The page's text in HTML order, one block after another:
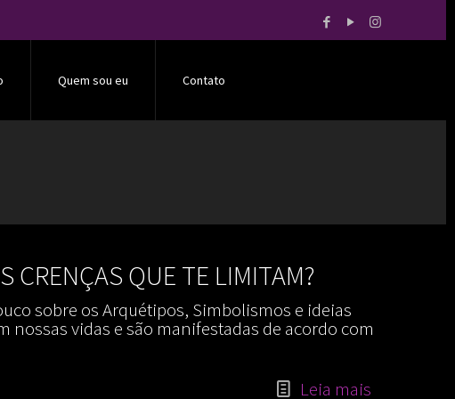
Quem sou eu Contato
CRENÇAS QUE TE LIMITAM?
sobre os Arquétipos, Simbolismos e ideias
nossas vidas e são manifestadas de acordo com
Leia mais